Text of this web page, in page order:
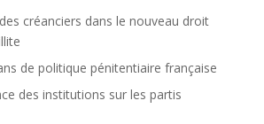
créanciers dans le nouveau droit
de politique pénitentiaire française
des institutions sur les partis